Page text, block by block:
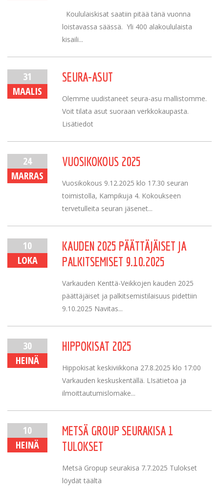
Koululaiskisat saatiin pitää tänä vuonna
loistavassa säässä. Yli 400 alakoululaista
kisaili...
31
MAALIS
SEURA-ASUT
Olemme uudistaneet seura-asu mallistomme.
Voit tilata asut suoraan verkkokaupasta.
Lisätiedot
24
MARRAS
VUOSIKOKOUS 2025
Vuosikokous 9.12.2025 klo 17.30 seuran
toimistolla, Kampikuja 4. Kokoukseen
tervetulleita seuran jäsenet...
10
LOKA
KAUDEN 2025 PÄÄTTÄJÄISET JA
PALKITSEMISET 9.10.2025
Varkauden Kenttä-Veikkojen kauden 2025
päättäjäiset ja palkitsemistilaisuus pidettiin
9.10.2025 Navitas...
30
HEINÄ
HIPPOKISAT 2025
Hippokisat keskiviikkona 27.8.2025 klo 17:00
Varkauden keskuskentällä. LIsätietoa ja
ilmoittautumislomake...
10
HEINÄ
METSÄ GROUP SEURAKISA 1
TULOKSET
Metsä Gropup seurakisa 7.7.2025 Tulokset
löydät täältä